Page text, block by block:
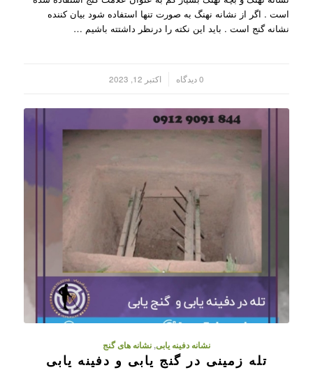
است . اگر از نشانه نهنگ به صورت تنها استفاده شود بیان کننده
نشانه گنج است . باید این نکته را درنظر داشتته باشیم …
0 دیدگاه اکتبر 12, 2023
نشانه دفینه یابی,نشانه های گنج
تله زمینی در گنج یابی و دفینه یابی